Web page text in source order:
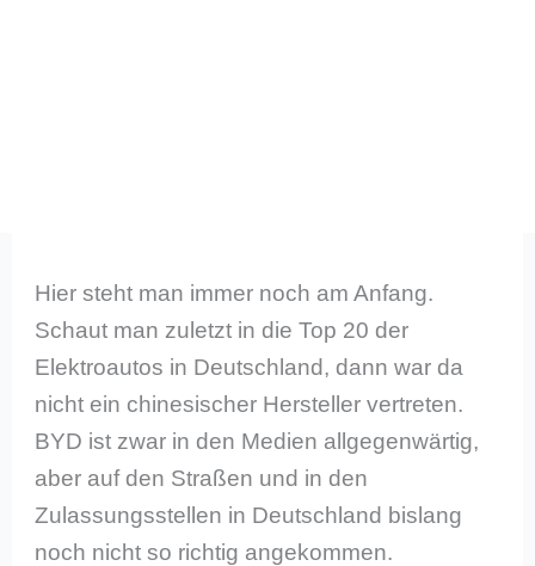
Hier steht man immer noch am Anfang.
Schaut man zuletzt in die Top 20 der
Elektroautos in Deutschland, dann war da
nicht ein chinesischer Hersteller vertreten.
BYD ist zwar in den Medien allgegenwärtig,
aber auf den Straßen und in den
Zulassungsstellen in Deutschland bislang
noch nicht so richtig angekommen.